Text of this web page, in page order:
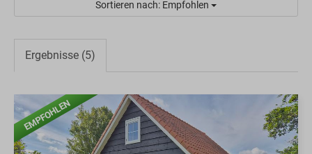
Sortieren nach: Empfohlen
Ergebnisse (5)
EMPFOHLEN